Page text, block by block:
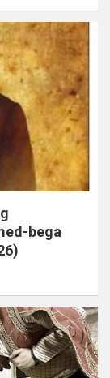
bega